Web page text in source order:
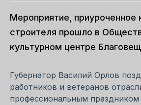
Мероприятие,
строителя прошло в
культурном центре
Губернатор Василий Орлов
работников и ветеранов
профессиональным праздником